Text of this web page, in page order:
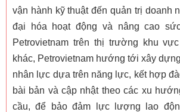
vận hành kỹ thuật đến quản trị doanh
đại hóa hoạt động và nâng cao
Petrovietnam trên thị trường khu
khác, Petrovietnam hướng tới xây
nhân lực dựa trên năng lực, kết hợp
bài bản và cập nhật theo các xu
cầu, để bảo đảm lực lượng lao